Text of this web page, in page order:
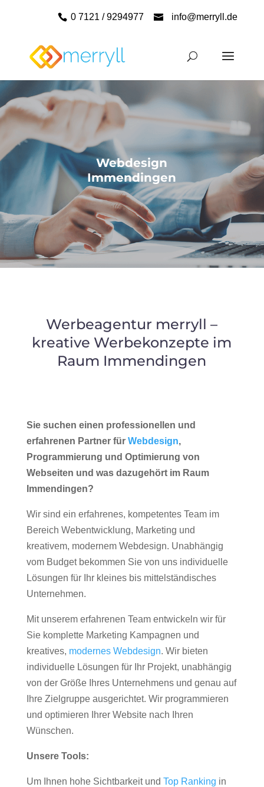
0 7121 / 9294977 info@merryll.de
Webdesign
Immendingen
Werbeagentur merryll –
kreative Werbekonzepte im
Raum Immendingen
Sie suchen einen professionellen und
erfahrenen Partner für Webdesign,
Programmierung und Optimierung von
Webseiten und was dazugehört im Raum
Immendingen?
Wir sind ein erfahrenes, kompetentes Team im
Bereich Webentwicklung, Marketing und
kreativem, modernem Webdesign. Unabhängig
vom Budget bekommen Sie von uns individuelle
Lösungen für Ihr kleines bis mittelständisches
Unternehmen.
Mit unserem erfahrenen Team entwickeln wir für
Sie komplette Marketing Kampagnen und
kreatives, modernes Webdesign. Wir bieten
individuelle Lösungen für Ihr Projekt, unabhängig
von der Größe Ihres Unternehmens und genau auf
Ihre Zielgruppe ausgerichtet. Wir programmieren
und optimieren Ihrer Website nach Ihren
Wünschen.
Unsere Tools:
Um Ihnen hohe Sichtbarkeit und Top Ranking in